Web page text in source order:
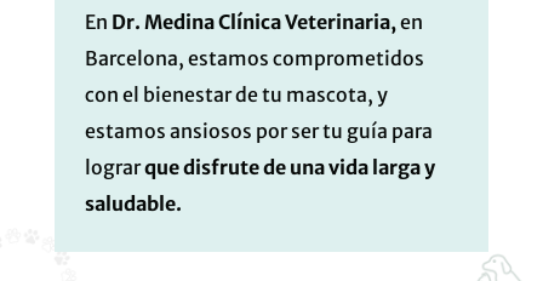
En Dr. Medina Clínica Veterinaria, en
Barcelona, estamos comprometidos
con el bienestar de tu mascota, y
estamos ansiosos por ser tu guía para
lograrque disfrute de una vida larga y
saludable.